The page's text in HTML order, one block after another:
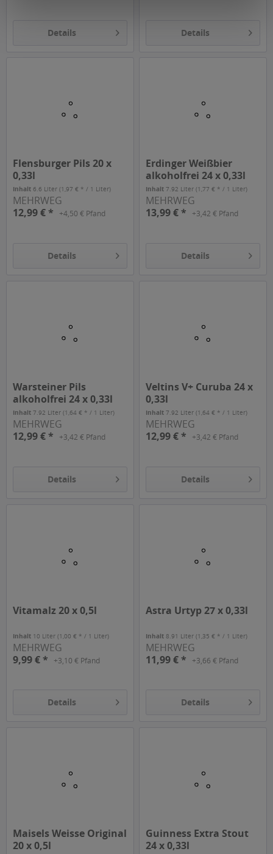
Details Details
Flensburger Pils 20 x
0,33l
Inhalt 6.6 Liter(1,97 € * / 1 Liter)
MEHRWEG
12,99 € *
+4,50 € Pfand
Details
Erdinger Weißbier
alkoholfrei 24 x 0,33l
Inhalt7.92 Liter(1,77 € * / 1 Liter)
MEHRWEG
13,99 € *
+3,42 € Pfand
Details
Warsteiner Pils
alkoholfrei 24 x 0,33l
Inhalt7.92 Liter(1,64 € * / 1 Liter)
MEHRWEG
12,99 € *
+3,42 € Pfand
Details
Veltins V+ Curuba 24 x
0,33l
Inhalt7.92 Liter(1,64 € * / 1 Liter)
MEHRWEG
12,99 € *
+3,42 € Pfand
Details
Vitamalz 20 x 0,5l
Inhalt 10 Liter(1,00 € * / 1 Liter)
MEHRWEG
9,99 € *
+3,10 € Pfand
Details
Astra Urtyp 27 x 0,33l
Inhalt 8.91 Liter(1,35 € * / 1 Liter)
MEHRWEG
11,99 € *
+3,66 € Pfand
Details
Maisels Weisse Original
20 x 0,5l
Guinness Extra Stout
24 x 0,33l